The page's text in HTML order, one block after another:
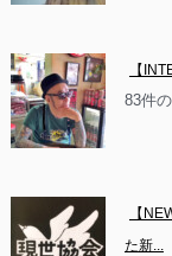
【
83件
【
た新...